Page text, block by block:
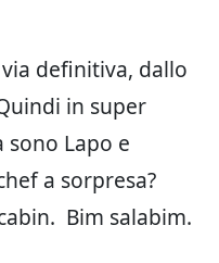
via definitiva, dallo
in super
sono Lapo e
a sorpresa?
Bim salabim.